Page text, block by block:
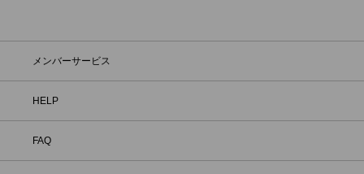
メンバーサービス
HELP
FAQ